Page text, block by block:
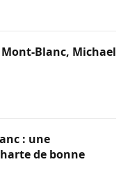
Blanc, Michael
: une
de bonne